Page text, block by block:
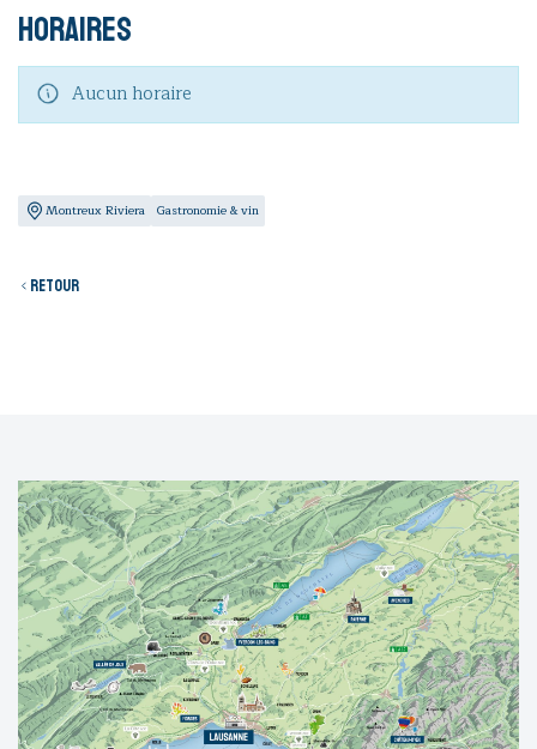
Horaires
Aucun horaire
Montreux Riviera Gastronomie & vin
Retour